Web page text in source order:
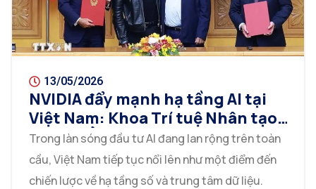
13/05/2026
NVIDIA đẩy mạnh hạ tầng AI tại
Việt Nam: Khoa Trí tuệ Nhân tạo
PTIT khẳng định vị thế với đội
ngũ chuyên gia đạt chuẩn quốc
tế
Trong làn sóng đầu tư AI đang lan rộng trên toàn
cầu, Việt Nam tiếp tục nổi lên như một điểm đến
chiến lược về hạ tầng số và trung tâm dữ liệu.